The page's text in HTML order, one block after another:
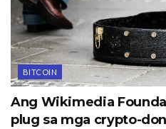
BITCOIN
Ang Wikimedia
plug sa mga crypto-